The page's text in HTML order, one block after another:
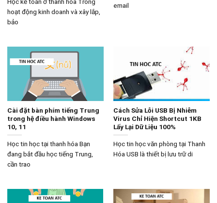
Học kế toán ở thanh hóa Trong
hoạt động kinh doanh và xây lắp,
bảo
email
Cài đặt bàn phím tiếng Trung
trong hệ điều hành Windows
10, 11
Học tin học tại thanh hóa Bạn
đang bắt đầu học tiếng Trung,
cần trao
Cách Sửa Lỗi USB Bị Nhiễm
Virus Chỉ Hiện Shortcut 1KB
Lấy Lại Dữ Liệu 100%
Học tin học văn phòng tại Thanh
Hóa USB là thiết bị lưu trữ di